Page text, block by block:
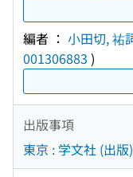
編者 ： 小田切, 祐
001306883 )
出版事項
東京 : 学文社 (出版)